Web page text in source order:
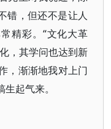
错，但还不是让人
精彩。“文化大革
，其学问也达到新
，渐渐地我对上门
起气来。